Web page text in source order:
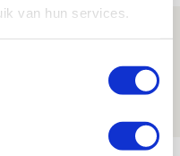
van hun services.
van Godts in